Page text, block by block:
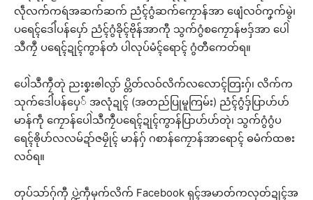
လဵုလက်ကရဴအဆက်ဆက် ညံၚ်ဂွံဆက်ကၠောန်အာ ဖျေံလဝ်ကၞက်မွဲ၊
ပရေၚ်ဒေါံပန်ပှော် ညံၚ်ဂွံခိုၚ်ဗိုန်အာကီု သွက်ဂွံစကၠောန်ဗဒှ်အာ ပေါဲ
သဳကၠဳ ပရေၚ်ဍုၚ်ကွာန်တံ ပါလုပ်မံၚ်ရောၚ် ဂွံတီကေတ်ရ။
ပေါဲသဳကၠဳတုဲ ညးစၞးၜါလ္ပာ် ပ္တိတ်လဝ်လိက်လလောၚ်တြးဂှ်၊ လိက်က
သုက်ဒေါံပန်ပှေ် အလုံဍုၚ် (အတည်ပြုမူကြမ်း) ညံၚ်ဂွံဒှ်ပြာဟ်ဟ်
မာန်ကဵု ကၠောန်ပေါဲသဳကၠဳပရေၚ်ဍုၚ်ကွာန်ပြာဟ်ဟ်တုဲ၊ သွက်ဂွံဂွံပ
ရေၚ်ၜိုဟ်လလမ်ဍာ်ဇမၠိုၚ် မာန်ဂှ် ဂစာန်ကၠောန်အာရောၚ် ဓမံက်ထၜး
လဝ်ရ။
တုပ်သာ်ဂှ်ကီု ပ္ဍဲကဵုမုက်လိက် Facebook ရုၚ်အမာတ်ကလုတ်ဍုၚ်အ